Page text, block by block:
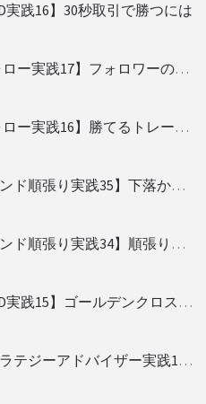
実践16】30秒取引で勝つには
勝てるBO攻略【iフォロー実践17】フォロワーの少ない人をフォローする
勝てるBO攻略【iフォロー実践16】勝てるトレーダーを見抜く
勝てるBO攻略【トレンド順張り実践35】下落からの反発を見極める
勝てるBO攻略【トレンド順張り実践34】順張りに適した変動
勝てるBO攻略【MACD実践15】ゴールデンクロスで勝つ
勝てるBO攻略【ストラテジーアドバイザー実践19】慌てず自動分析